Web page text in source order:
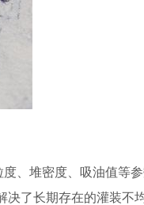
、堆密度、吸油值等参
了长期存在的灌装不